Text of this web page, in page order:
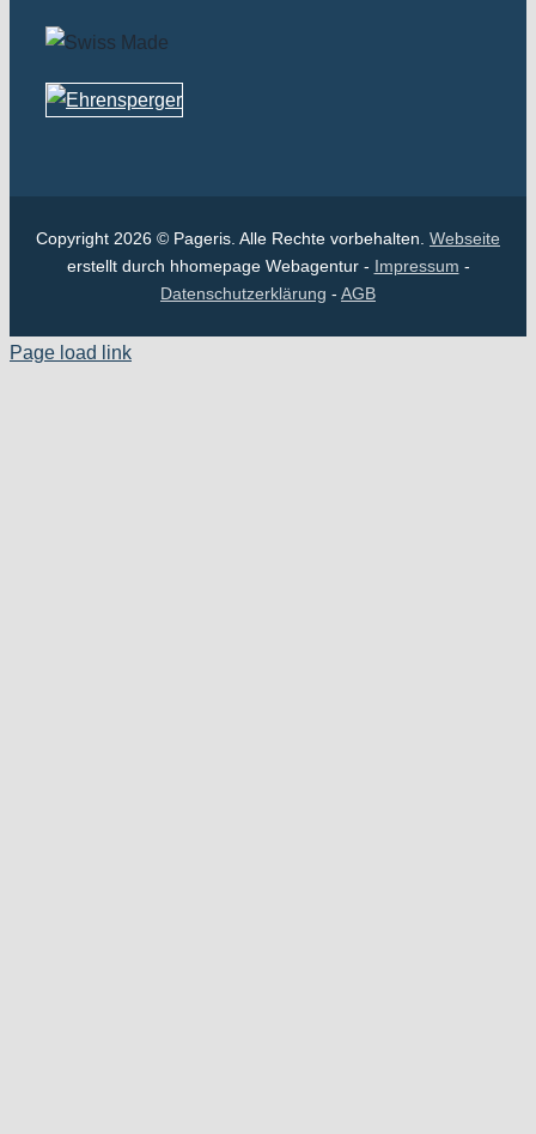
Copyright 2026 © Pageris. Alle Rechte vorbehalten. Webseite
erstellt durch hhomepage Webagentur - Impressum -
Datenschutzerklärung - AGB
Page load link